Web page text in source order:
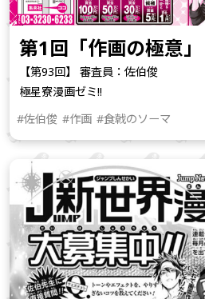
第1回「作画の極意」
【第93回】 審査員：佐伯俊
極星寮漫画ゼミ!!
#佐伯俊 #作画 #食戟のソーマ